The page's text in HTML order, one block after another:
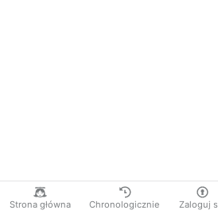
Strona główna Chronologicznie Zaloguj